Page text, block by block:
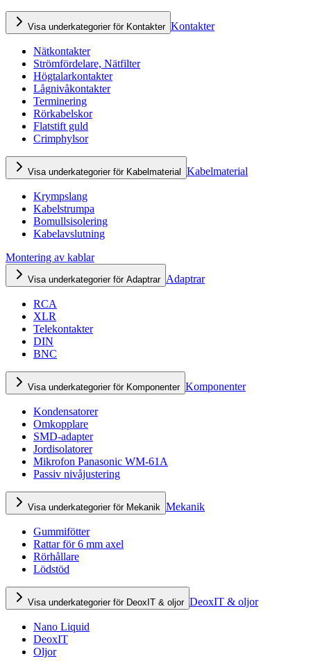
Visa underkategorier för Kontakter Kontakter
Nätkontakter
Strömfördelare, Nätfilter
Högtalarkontakter
Lågnivåkontakter
Terminering
Rörkabelskor
Flatstift guld
Crimphylsor
Visa underkategorier för Kabelmaterial Kabelmaterial
Krympslang
Kabelstrumpa
Bomullsisolering
Kabelavslutning
Montering av kablar
Visa underkategorier för Adaptrar Adaptrar
RCA
XLR
Telekontakter
DIN
BNC
Visa underkategorier för Komponenter Komponenter
Kondensatorer
Omkopplare
SMD-adapter
Jordisolatorer
Mikrofon Panasonic WM-61A
Passiv nivåjustering
Visa underkategorier för Mekanik Mekanik
Gummifötter
Rattar för 6 mm axel
Rörhållare
Lödstöd
Visa underkategorier för DeoxIT & oljor DeoxIT & oljor
Nano Liquid
DeoxIT
Oljor